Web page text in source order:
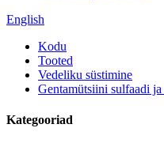
English
Kodu
Tooted
Vedeliku süstimine
Gentamütsiini sulfaadi
Kategooriad